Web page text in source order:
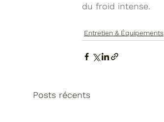
du froid intense.
Entretien & Équipements
Posts récents